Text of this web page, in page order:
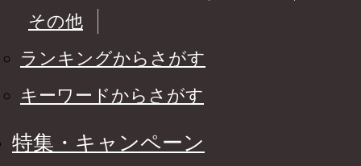
その他
ランキングからさがす
キーワードからさがす
特集・キャンペーン